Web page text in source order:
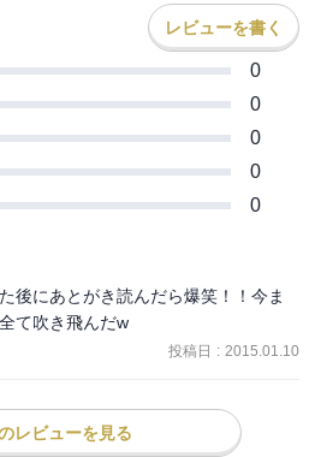
レビューを書く
0
0
0
0
0
後にあとがき読んだら爆笑！！今ま
て吹き飛んだw
投稿日 : 2015.01.10
レビューを見る